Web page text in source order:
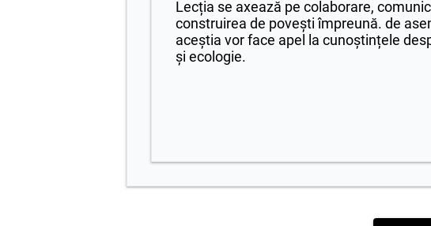
Lecția se axează pe colaborare,
construirea de povești împreună. de
aceștia vor face apel la cunoștințele
și ecologie.